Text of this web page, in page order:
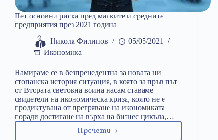
Пет основни риска пред малките и средните
предприятия през 2021 година
Никола Филипов
05/05/2021
Икономика
Намираме се в безпрецедентна за новата ни
стопанска история ситуация, в която за пръв път
от Втората световна война насам ставаме
свидетели на икономическа криза, която не е
продиктувана от прегряване на икономиката
поради достигане на върха на бизнес цикъла,…
Прочети
Пет